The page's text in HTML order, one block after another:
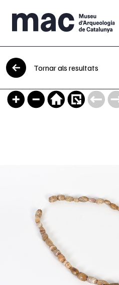
Vés al contingut
Tornar als resultats